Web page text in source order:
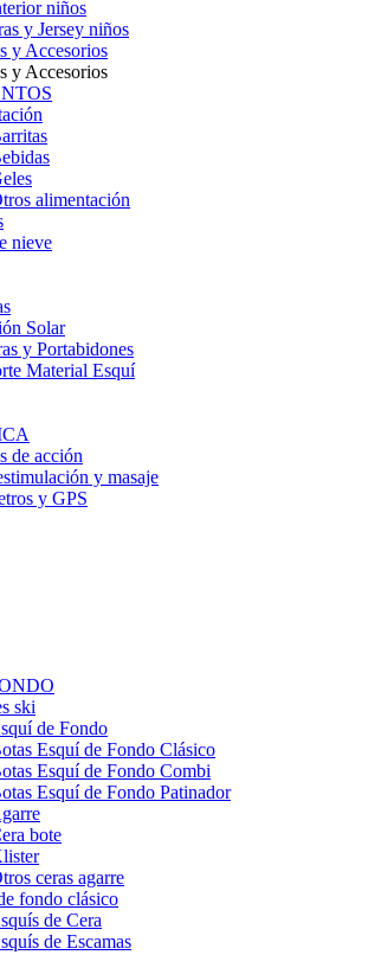
niños
y Jersey niños
y Accesorios
y Accesorios
alimentación
nieve
Solar
y Portabidones
Material Esquí
de acción
y masaje
y GPS
ski
de Fondo
Esquí de Fondo Clásico
Esquí de Fondo Combi
Esquí de Fondo Patinador
bote
ceras agarre
fondo clásico
de Cera
de Escamas